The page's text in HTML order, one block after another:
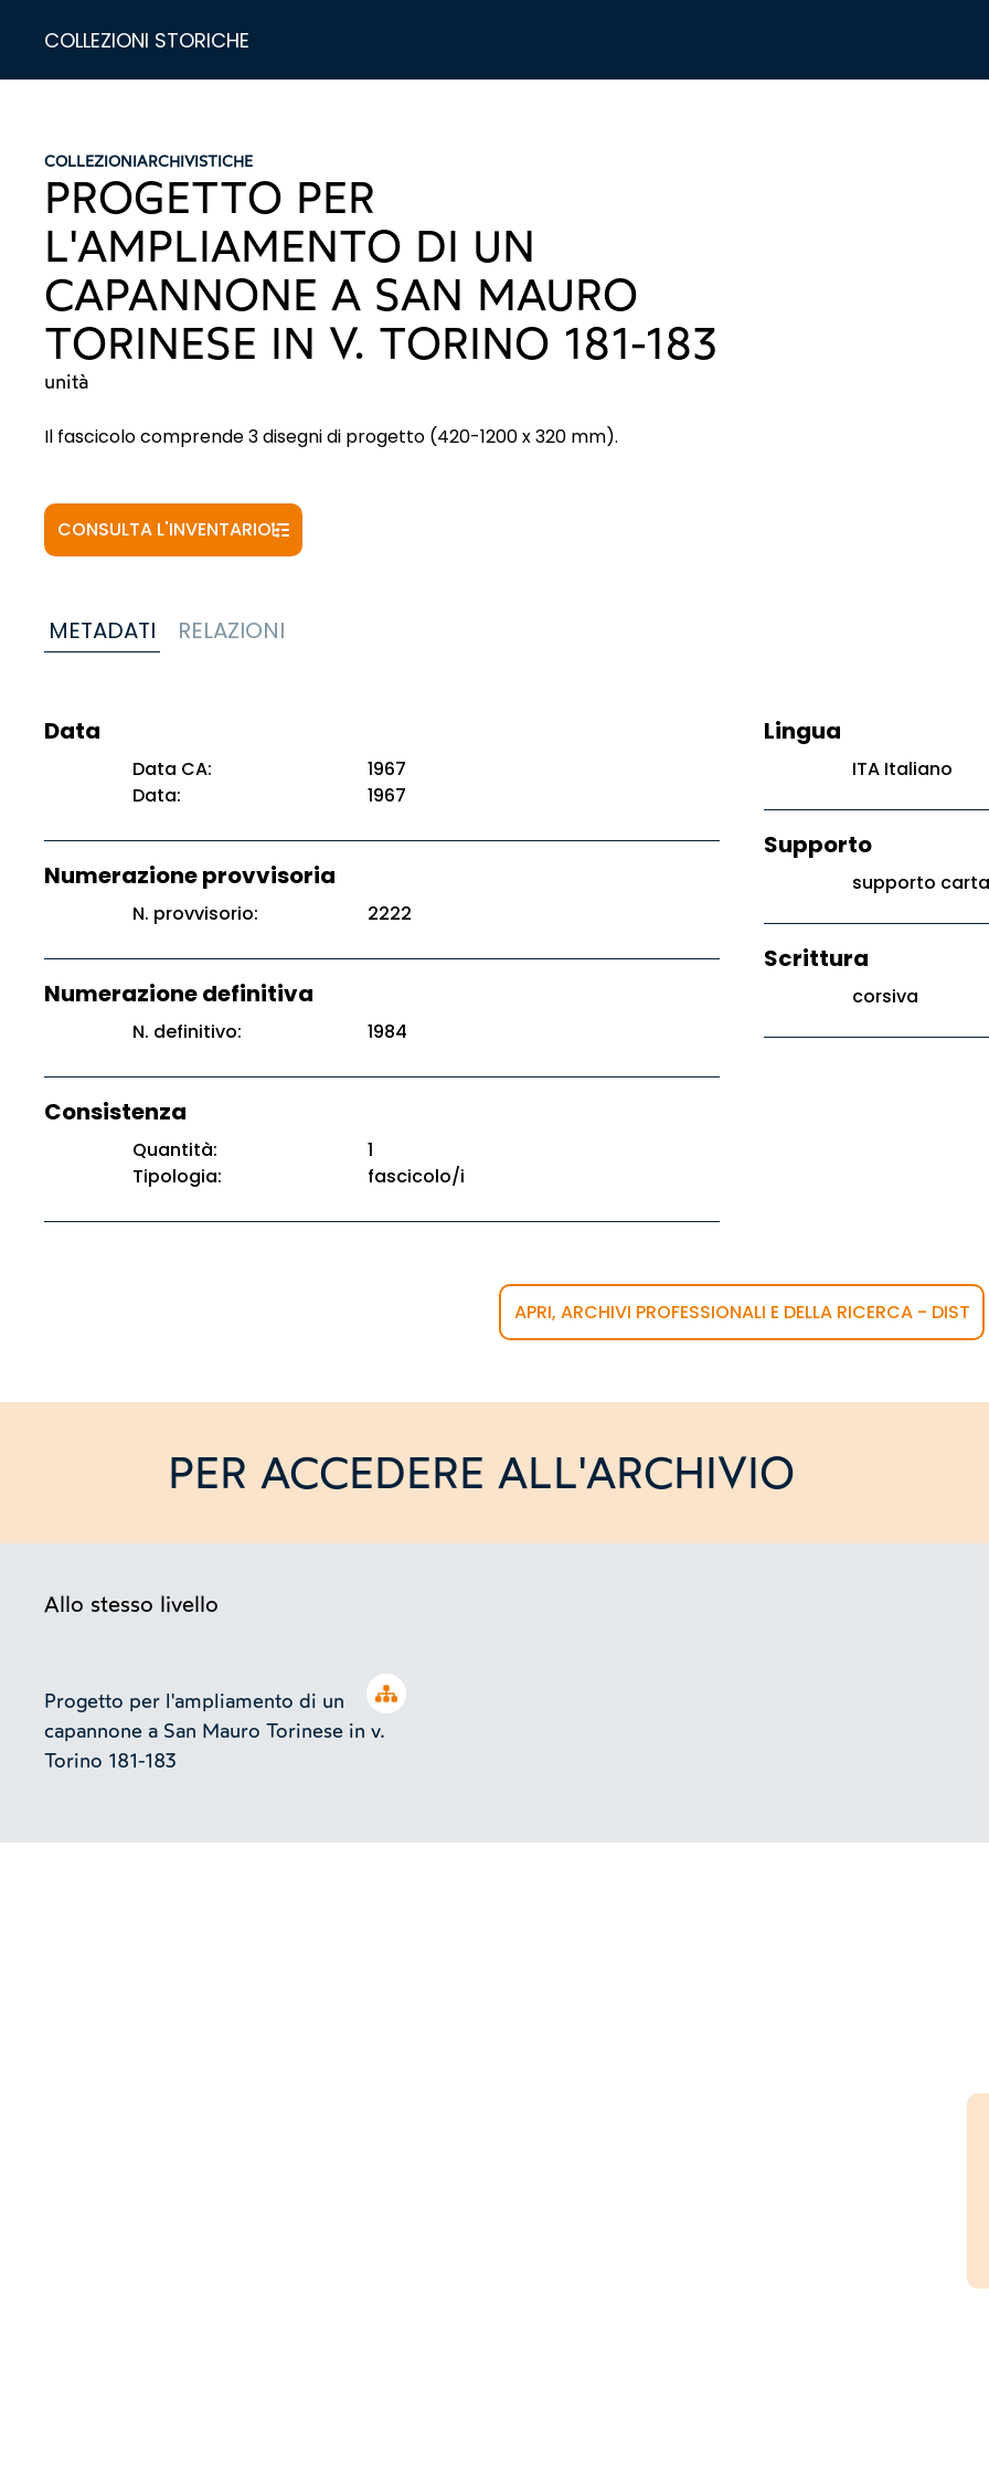
COLLEZIONI STORICHE
COLLEZIONIARCHIVISTICHE
PROGETTO PER
L'AMPLIAMENTO DI UN
CAPANNONE A SAN MAURO
TORINESE IN V. TORINO 181-183
unità
Il fascicolo comprende 3 disegni di progetto (420-1200 x 320 mm).
CONSULTA L'INVENTARIO
METADATI RELAZIONI
Data
Data CA:
1967
Data:
1967
Numerazione provvisoria
N. provvisorio: 2222
Numerazione definitiva
N. definitivo: 1984
Consistenza
Quantità:
1
Tipologia:
fascicolo/i
Lingua
ITA Italiano
Supporto
supporto
Scrittura
corsiva
APRI, ARCHIVI PROFESSIONALI E DELLA RICERCA - DIST
PER ACCEDERE ALL'ARCHIVIO
Allo stesso livello
Open tree
Progetto per l'ampliamento di un
capannone a San Mauro Torinese in v.
Torino 181-183